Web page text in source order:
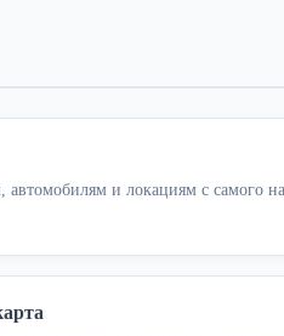
автомобилям и локациям с самого